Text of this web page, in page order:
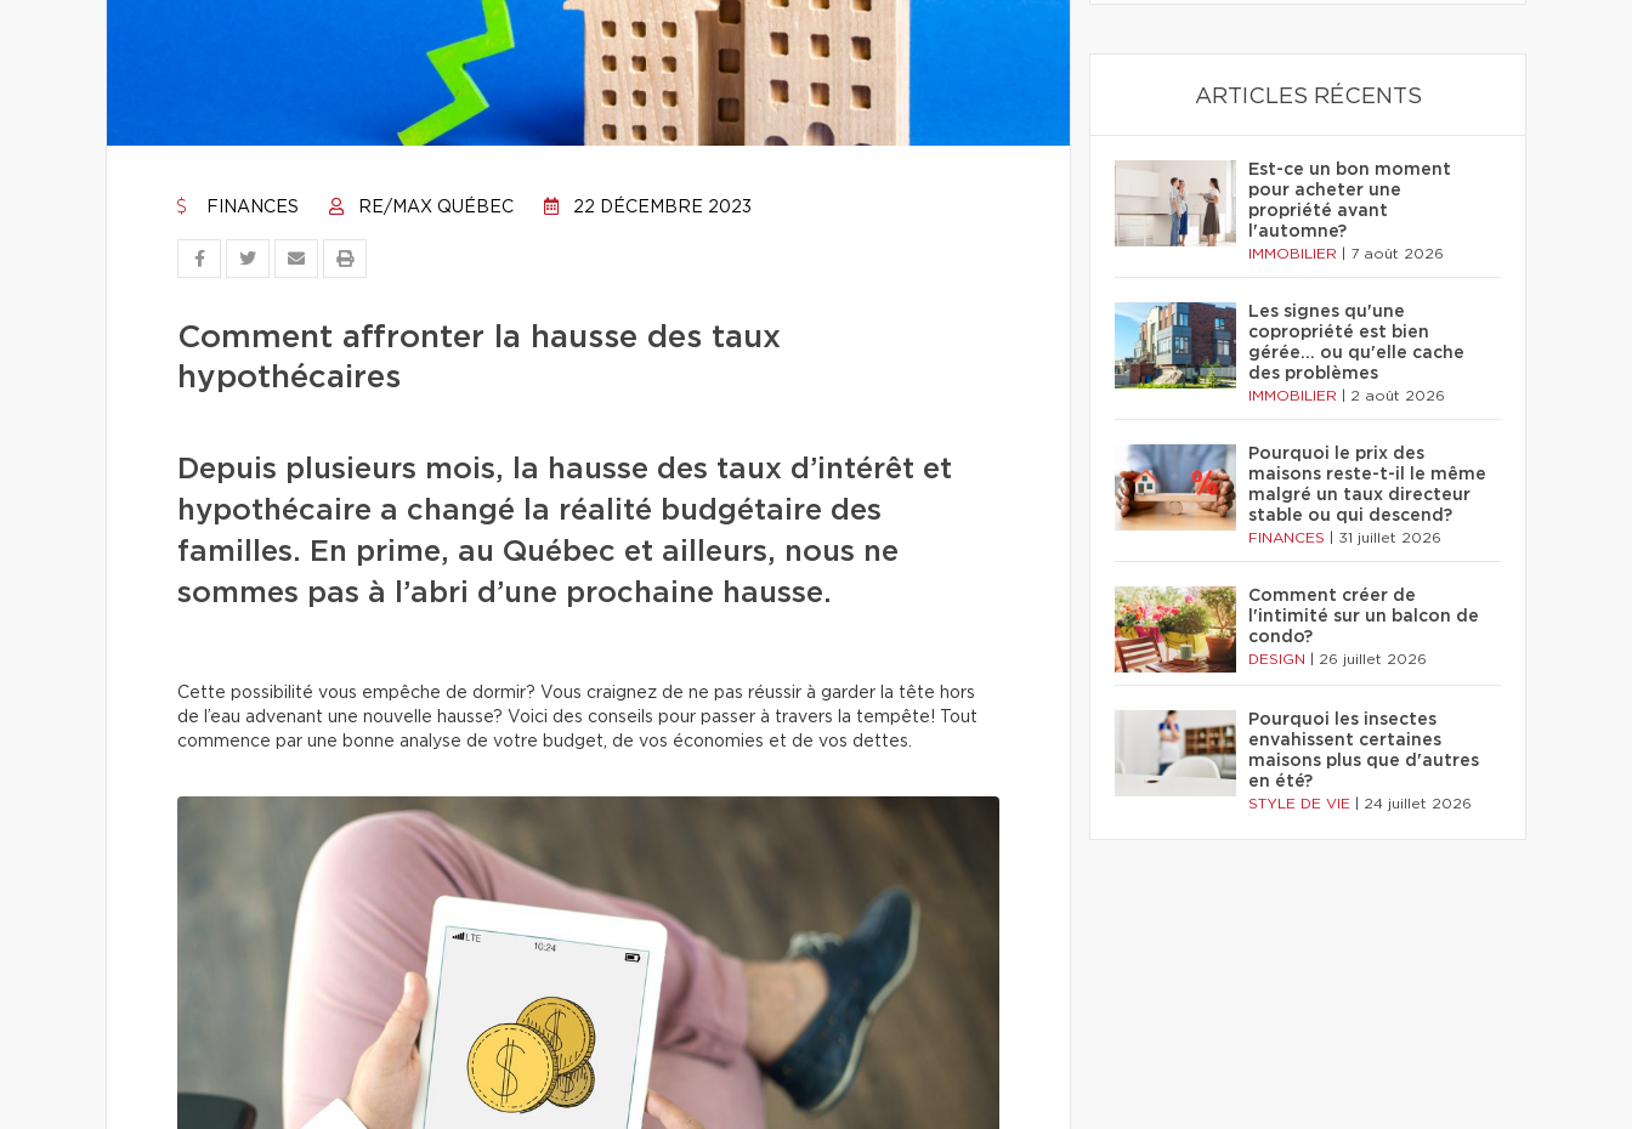
FINANCES RE/MAX QUÉBEC 22 DÉCEMBRE 2023
Comment affronter la hausse des taux
hypothécaires
Depuis plusieurs mois, la hausse des taux d’intérêt et
hypothécaire a changé la réalité budgétaire des
familles. En prime, au Québec et ailleurs, nous ne
sommes pas à l’abri d’une prochaine hausse.
Cette possibilité vous empêche de dormir? Vous craignez de ne pas réussir à garder la tête hors
de l’eau advenant une nouvelle hausse? Voici des conseils pour passer à travers la tempête! Tout
commence par une bonne analyse de votre budget, de vos économies et de vos dettes.
ARTICLES RÉCENTS
Est-ce un bon moment
pour acheter une
propriété avant
l'automne?
IMMOBILIER 7 août 2026
Les signes qu'une
copropriété est bien
gérée… ou qu'elle cache
des problèmes
IMMOBILIER 2 août 2026
Pourquoi le prix des
maisons reste-t-il le même
malgré un taux directeur
stable ou qui descend?
FINANCES 31 juillet 2026
Comment créer de
l'intimité sur un balcon de
condo?
DESIGN 26 juillet 2026
Pourquoi les insectes
envahissent certaines
maisons plus que d'autres
en été?
STYLE DE VIE 24 juillet 2026